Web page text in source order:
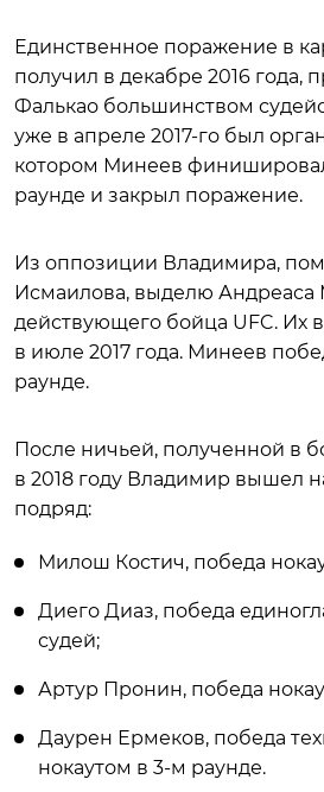
Единственное поражение в
получил в декабре 2016 года,
Фалькао большинством
уже в апреле 2017-го был
котором Минеев
раунде и закрыл поражение.
Из оппозиции Владимира,
Исмаилова, выделю Андреаса
действующего бойца UFC. Их
в июле 2017 года. Минеев
раунде.
После ничьей, полученной в
в 2018 году Владимир вышел
подряд:
Милош Костич, победа
Диего Диаз, победа
судей;
Артур Пронин, победа
Даурен Ермеков, победа
нокаутом в 3-м раунде.